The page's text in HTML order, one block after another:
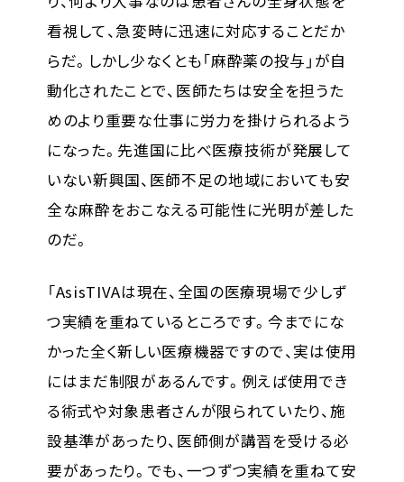
看視して、急変時に迅速に対応することだか
らだ。しかし少なくとも「麻酔薬の投与」が自
動化されたことで、医師たちは安全を担うた
めのより重要な仕事に労力を掛けられるよう
になった。先進国に比べ医療技術が発展して
いない新興国、医師不足の地域においても安
全な麻酔をおこなえる可能性に光明が差した
のだ。
「AsisTIVAは現在、全国の医療現場で少しず
つ実績を重ねているところです。今までにな
かった全く新しい医療機器ですので、実は使用
にはまだ制限があるんです。例えば使用でき
る術式や対象患者さんが限られていたり、施
設基準があったり、医師側が講習を受ける必
要があったり。でも、一つずつ実績を重ねて安